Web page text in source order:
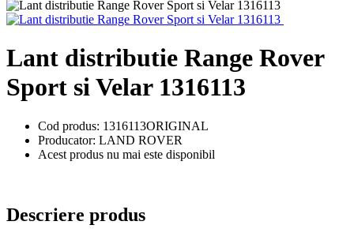
Lant distributie Range Rover
Sport si Velar 1316113
Cod produs: 1316113ORIGINAL
Producator: LAND ROVER
Acest produs nu mai este disponibil
Descriere produs